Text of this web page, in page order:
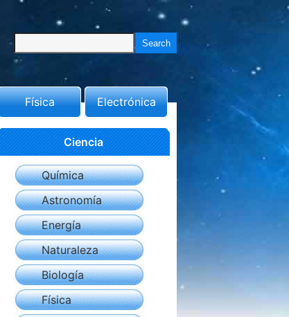
Física Electrónica
Ciencia
Química
Astronomía
Energía
Naturaleza
Biología
Física